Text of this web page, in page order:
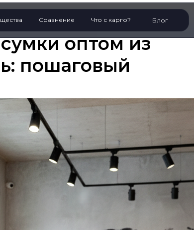
Сравнение Что с карго? Блог
оптом из
пошаговый